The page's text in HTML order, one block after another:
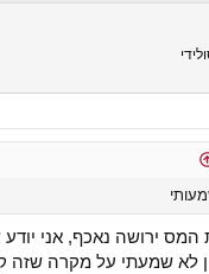
ירושה נאכף, אני יודע
לא שמעתי על מקרה שזה